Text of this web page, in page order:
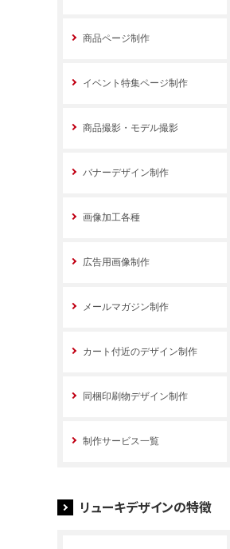
商品ページ制作
イベント特集ページ制作
商品撮影・モデル撮影
バナーデザイン制作
画像加工各種
広告用画像制作
メールマガジン制作
カート付近のデザイン制作
同梱印刷物デザイン制作
制作サービス一覧
リューキデザインの特徴